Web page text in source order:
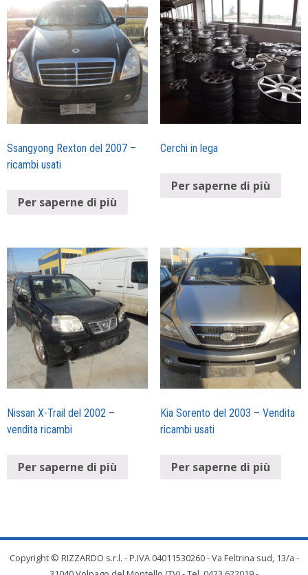
Ssangyong Rexton del 2007 –
ricambi usati
Per saperne di più
Cerchi in lega
Per saperne di più
Nissan X-Trail del 2002 –
vendita ricambi
Per saperne di più
Kia Sorento del 2003 – Vendita
ricambi usati
Per saperne di più
Copyright © RIZZARDO s.r.l. - P.IVA 04011530260 - Va Feltrina sud, 13/a -